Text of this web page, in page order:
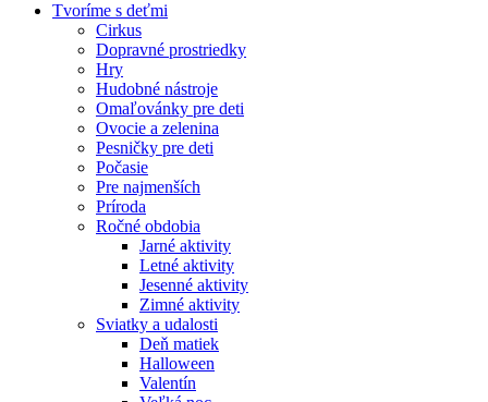
Tvoríme s deťmi
Cirkus
Dopravné prostriedky
Hry
Hudobné nástroje
Omaľovánky pre deti
Ovocie a zelenina
Pesničky pre deti
Počasie
Pre najmenších
Príroda
Ročné obdobia
Jarné aktivity
Letné aktivity
Jesenné aktivity
Zimné aktivity
Sviatky a udalosti
Deň matiek
Halloween
Valentín